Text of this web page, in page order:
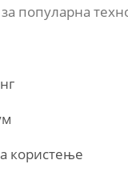
популарна
користење